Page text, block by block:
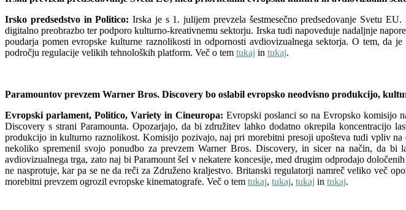
Irsko predsedstvo in Politico:Irska je s 1. julijem prevzela šestmesečno predsedovanje Svetu
digitalno preobrazbo ter podporo kulturno-kreativnemu sektorju. Irska tudi napoveduje nadaljnje
poudarja pomen evropske kulturne raznolikosti in odpornosti avdiovizualnega sektorja. O tem,
področju regulacije velikih tehnoloških platform. Več o tem tukaj in tukaj.
Paramountov prevzem Warner Bros. Discovery bo oslabil evropsko neodvisno produkcijo,
Evropski parlament, Politico, Variety in Cineuropa: Evropski poslanci so na Evropsko komisijo
Discovery s strani Paramounta. Opozarjajo, da bi združitev lahko dodatno okrepila koncentracijo
produkcijo in kulturno raznolikost. Komisijo pozivajo, naj pri morebitni presoji upošteva tudi vpliv
nekoliko spremenil svojo ponudbo za prevzem Warner Bros. Discovery, in sicer na način, da
avdiovizualnega trga, zato naj bi Paramount šel v nekatere koncesije, med drugim odprodajo
ne nasprotuje, kar pa se ne da reči za Združeno kraljestvo. Britanski regulatorji namreč veliko več
morebitni prevzem ogrozil evropske kinematografe. Več o tem tukaj, tukaj, tukaj in tukaj.